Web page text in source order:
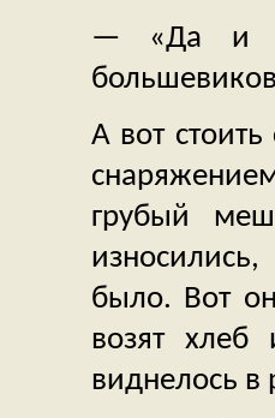
— «Да и
А вот
грубый
было. Вот
возят
виднелось в